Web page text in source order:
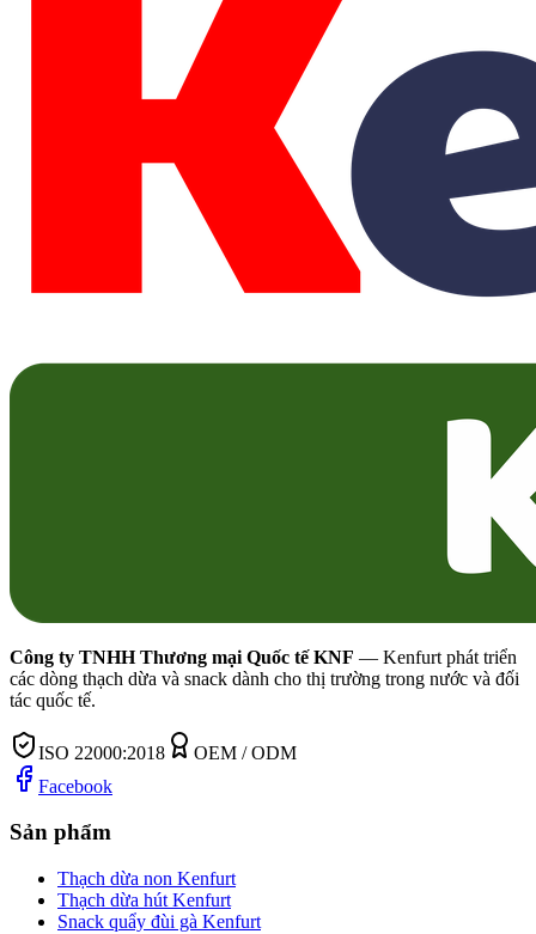
Công ty TNHH Thương mại Quốc tế KNF — Kenfurt phát triển
các dòng thạch dừa và snack dành cho thị trường trong nước và đối
tác quốc tế.
ISO 22000:2018
OEM / ODM
Facebook
Sản phẩm
Thạch dừa non Kenfurt
Thạch dừa hút Kenfurt
Snack quẩy đùi gà Kenfurt